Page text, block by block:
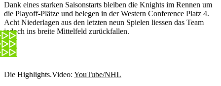
Dank eines starken Saisonstarts bleiben die Knights im Rennen um
die Playoff-Plätze und belegen in der Western Conference Platz 4.
Acht Niederlagen aus den letzten neun Spielen liessen das Team
jedoch ins breite Mittelfeld zurückfallen.
Die Highlights.Video: YouTube/NHL